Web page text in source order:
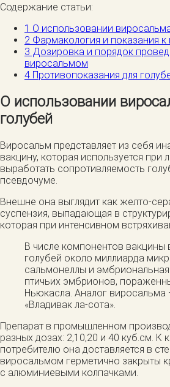
Содержание статьи:
1 О использовании
2 Фармакология и показания
3 Дозировка и порядок
виросальмом
4 Противопоказания для
О использовании
голубей
Виросальм представляет из себя
вакцину, которая используется при
выработать сопротивляемость
псевдочуме.
Внешне она выглядит как желто-
суспензия, выпадающая в
которая при интенсивном
В числе компонентов вакцины
голубей около миллиарда
сальмонеллы и
птичьих эмбрионов,
Ньюкасла. Аналог виросальма
«Владивак ла-сота».
Препарат в промышленном
разных дозах: 2,10,20 и 40 куб.см. К
потребителю она доставляется в
виросальмом герметично закрыты
с алюминиевыми колпачками.